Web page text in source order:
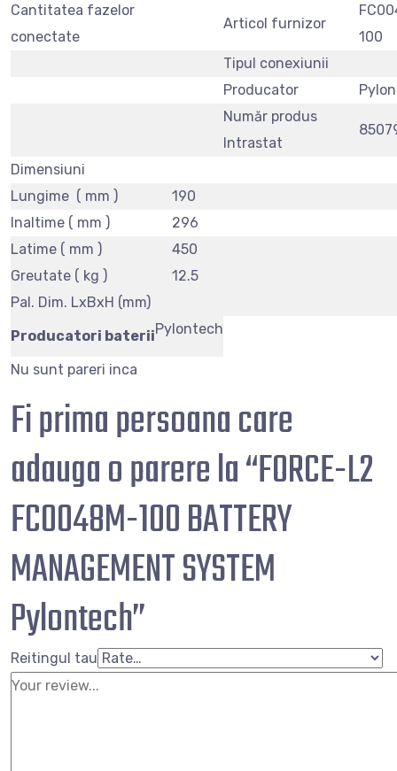
Cantitatea fazelor
conectate
Articol furnizor
100
Tipul conexiunii
Producator
Număr produs
Intrastat
Dimensiuni
Lungime ( mm )
190
Inaltime ( mm )
296
Latime ( mm )
450
Greutate ( kg )
12.5
Pal. Dim. LxBxH (mm)
Producatori bateriiPylontech
Nu sunt pareri inca
Fi prima persoana care
adauga o parere la “FORCE-L2
FC0048M-100 BATTERY
MANAGEMENT SYSTEM
Pylontech”
Reitingul tau